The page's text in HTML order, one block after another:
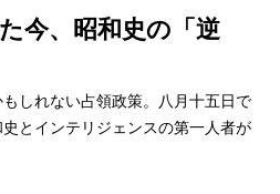
今、昭和史の「逆
しれない占領政策。八月十五日で
とインテリジェンスの第一人者が